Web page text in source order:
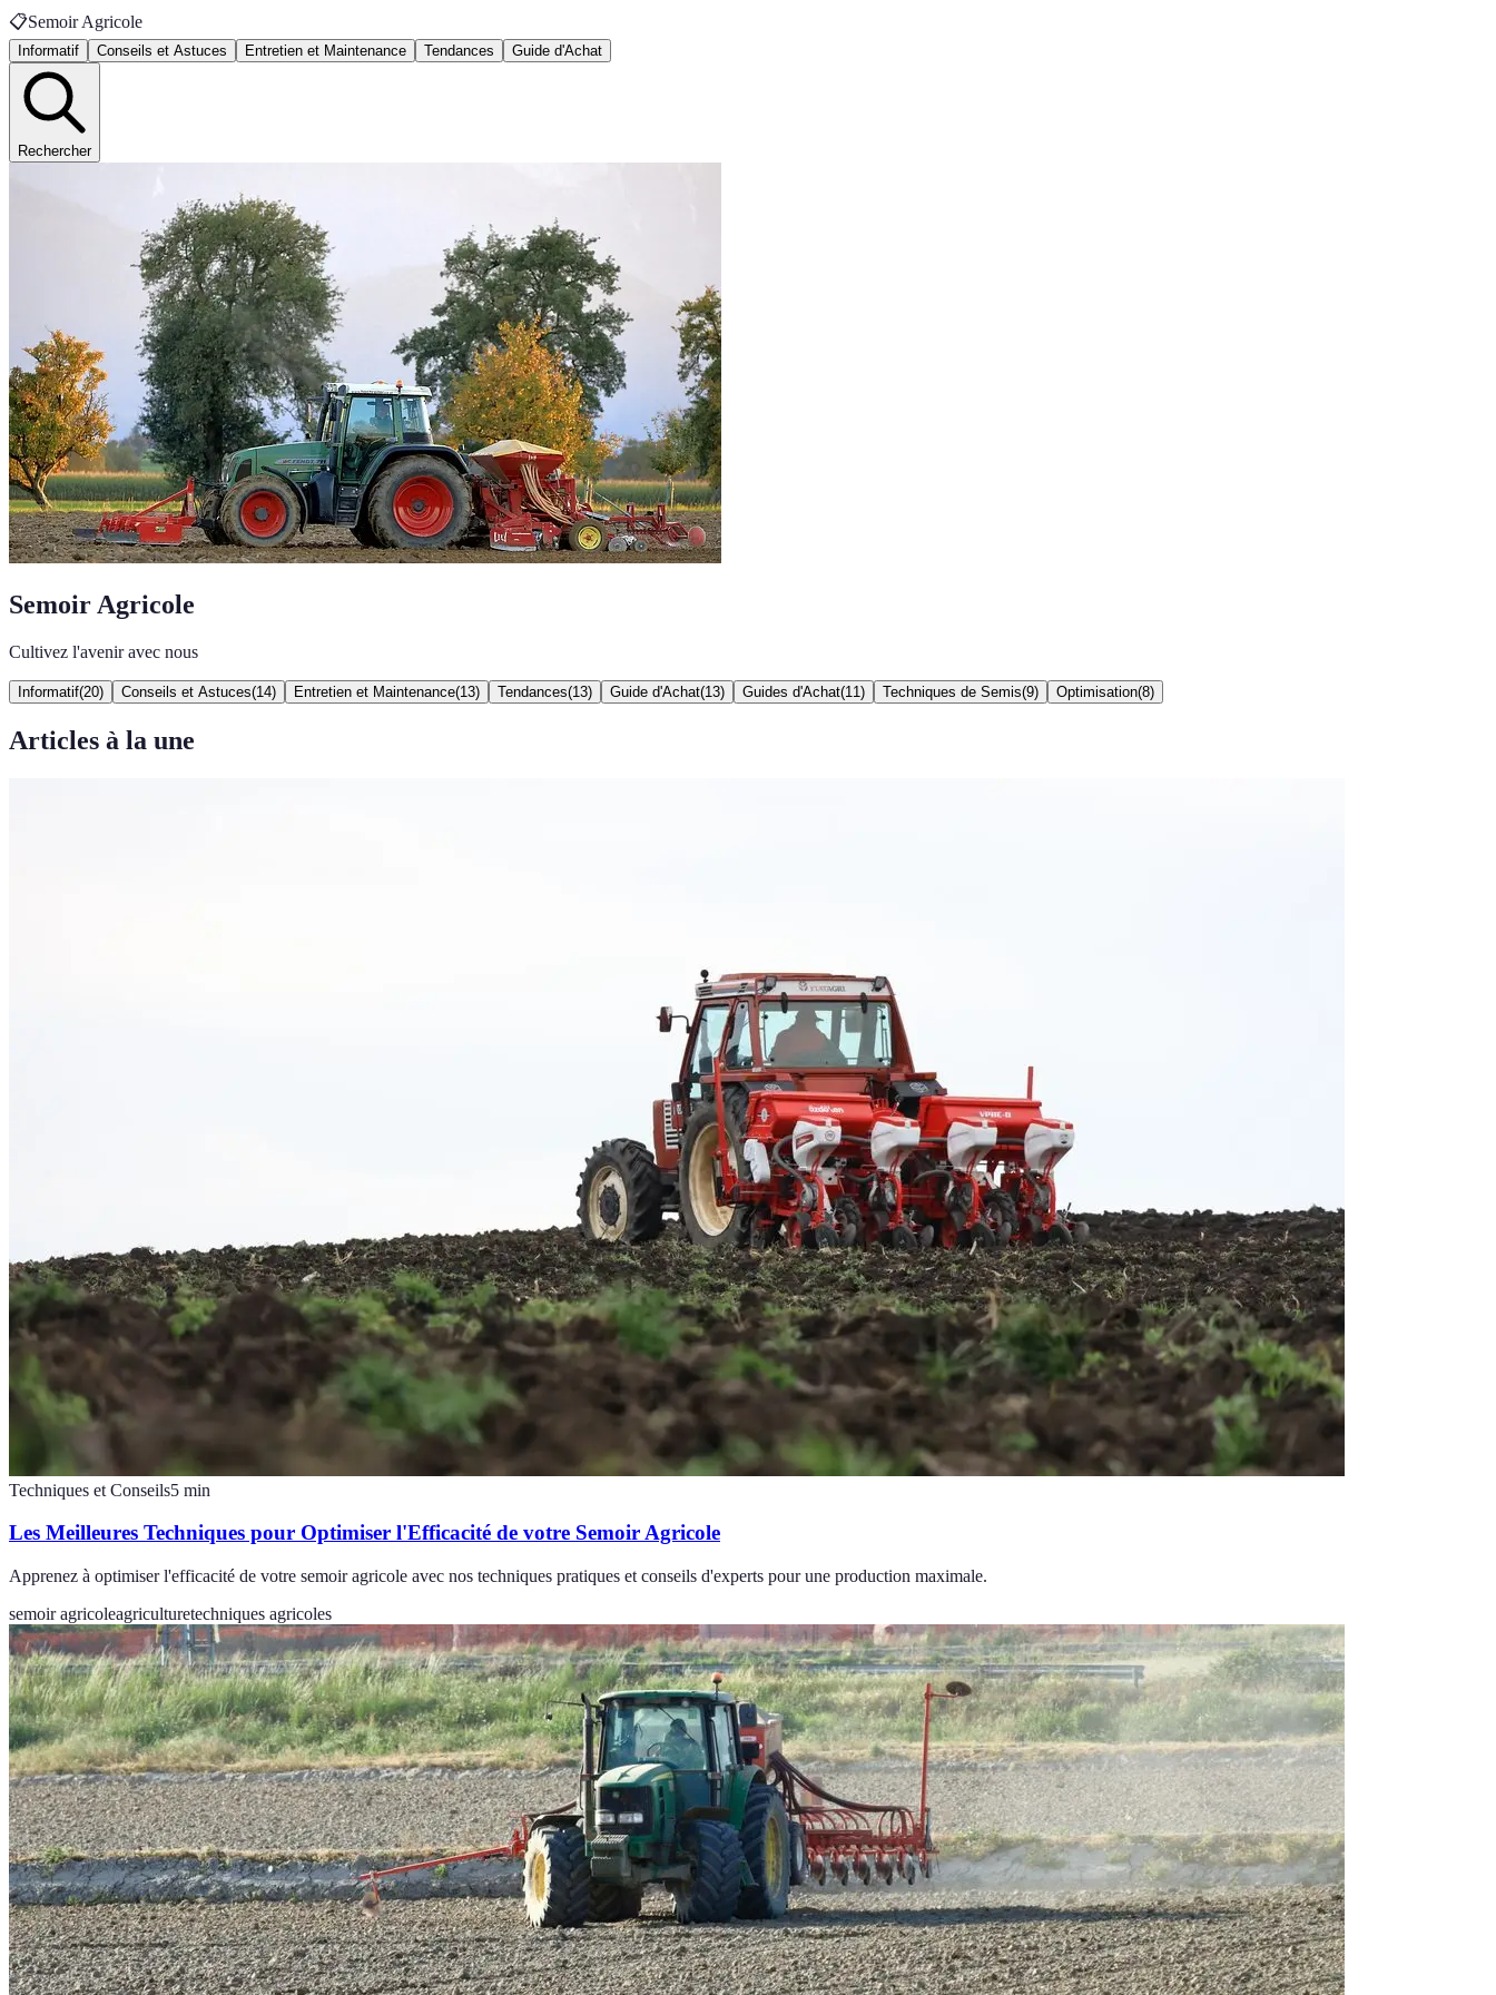
📋Semoir Agricole
Informatif Conseils et Astuces Entretien et Maintenance Tendances Guide d'Achat
Rechercher
Semoir Agricole
Cultivez l'avenir avec nous
Informatif(20) Conseils et Astuces(14) Entretien et Maintenance(13) Tendances(13) Guide d'Achat(13) Guides d'Achat(11 ) Techniques de Semis(9) Optimisation(8)
Articles à la une
Techniques et Conseils5 min
Les Meilleures Techniques pour Optimiser l'Efficacité de votre Semoir Agricole
Apprenez à optimiser l'efficacité de votre semoir agricole avec nos techniques pratiques et conseils d'experts pour une production maximale.
semoir agricoleagriculturetechniques agricoles